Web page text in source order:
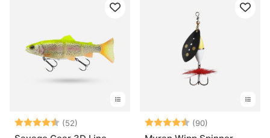
Arvio: (52)
4.8 5:sta tähdestäArvio: (90)